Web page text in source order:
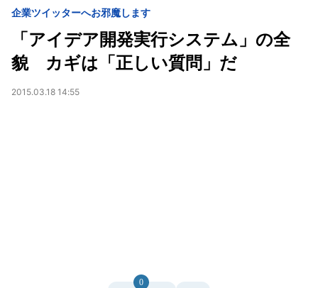
企業ツイッターへお邪魔します
「アイデア開発実行システム」の全
貌 カギは「正しい質問」だ
2015.03.18 14:55
0